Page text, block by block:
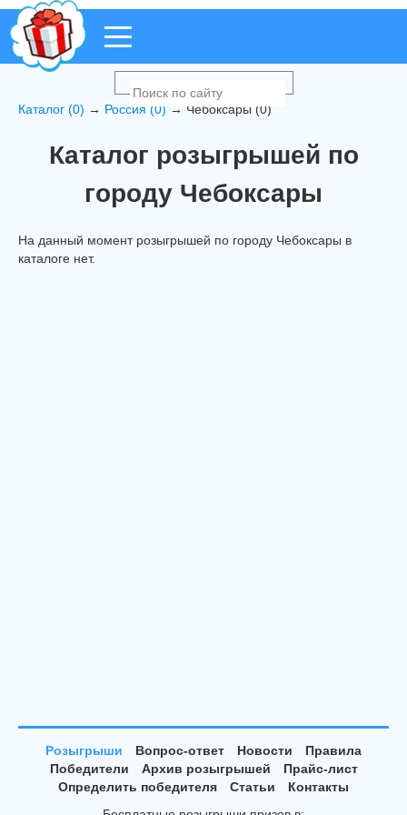
Каталог (0) → Россия (0) → Чебоксары (0)
Каталог розыгрышей по
городу Чебоксары
На данный момент розыгрышей по городу Чебоксары в
каталоге нет.
Розыгрыши Вопрос-ответ Новости
Правила
Победители
Архив розыгрышей
Прайс-лист
Определить победителя
Статьи
Контакты